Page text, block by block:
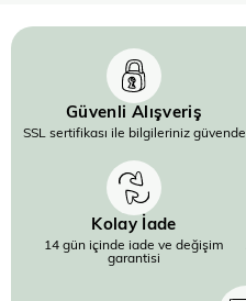
Güvenli Alışveriş
SSL sertifikası ile bilgileriniz güvende
Kolay İade
14 gün içinde iade ve değişim
garantisi